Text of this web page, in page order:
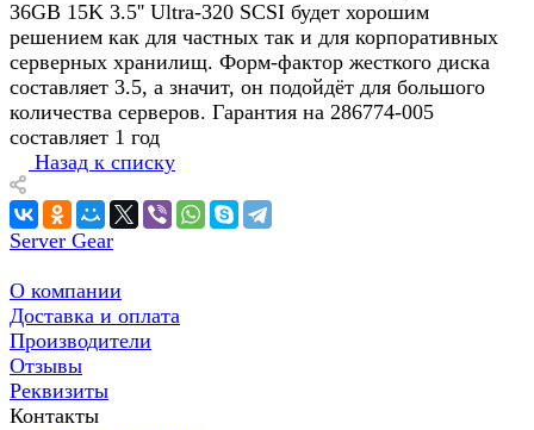
36GB 15K 3.5'' Ultra-320 SCSI будет хорошим
решением как для частных так и для корпоративных
серверных хранилищ. Форм-фактор жесткого диска
составляет 3.5, а значит, он подойдёт для большого
количества серверов. Гарантия на 286774-005
составляет 1 год
Назад к списку
Server Gear
О компании
Доставка и оплата
Производители
Отзывы
Реквизиты
Контакты